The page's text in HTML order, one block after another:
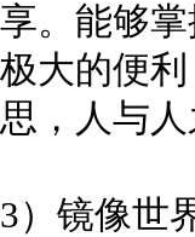
享。能够
极大的便
思，人与
3）镜像世